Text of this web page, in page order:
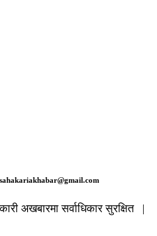
अखबारमा सर्वाधिकार सुरक्षित |